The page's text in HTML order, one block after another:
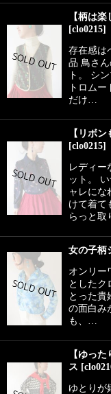
【柄は
[clo0215]
存在感は
品 鳥さ
ト。 シ
トロム
だけ…
【リボ
[clo0215]
レディー
ット。
ャレにな
けて着て
らっと取
女の子柄
オンリー
としたク
とった貴
の面白み
も、…
【ゆっ
ス [
ゆとりが